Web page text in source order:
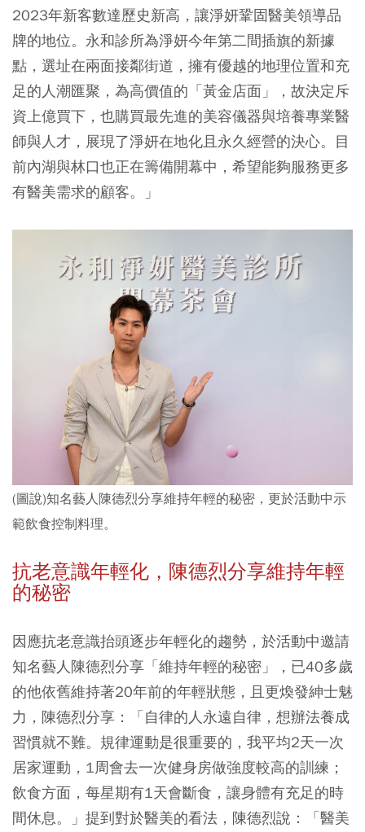
2023年新客數達歷史新高，讓淨妍鞏固醫美領導品
牌的地位。永和診所為淨妍今年第二間插旗的新據
點，選址在兩面接鄰街道，擁有優越的地理位置和充
足的人潮匯聚，為高價值的「黃金店面」，故決定斥
資上億買下，也購買最先進的美容儀器與培養專業醫
師與人才，展現了淨妍在地化且永久經營的決心。目
前內湖與林口也正在籌備開幕中，希望能夠服務更多
有醫美需求的顧客。」
(圖說)知名藝人陳德烈分享維持年輕的秘密，更於活動中示
範飲食控制料理。
抗老意識年輕化，陳德烈分享維持年輕
的秘密
因應抗老意識抬頭逐步年輕化的趨勢，於活動中邀請
知名藝人陳德烈分享「維持年輕的秘密」，已40多歲
的他依舊維持著20年前的年輕狀態，且更煥發紳士魅
力，陳德烈分享：「自律的人永遠自律，想辦法養成
習慣就不難。規律運動是很重要的，我平均2天一次
居家運動，1周會去一次健身房做強度較高的訓練；
飲食方面，每星期有1天會斷食，讓身體有充足的時
間休息。」提到對於醫美的看法，陳德烈說：「醫美